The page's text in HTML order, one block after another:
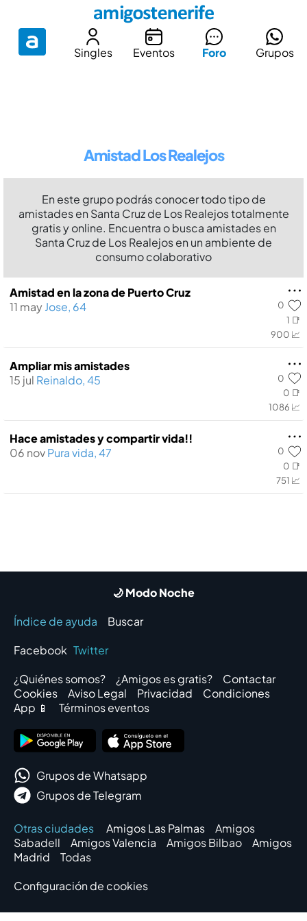
Singles Eventos Foro Grupos
Amistad Los Realejos
En este grupo podrás conocer todo tipo de
amistades en Santa Cruz de Los Realejos totalmente
gratis y online. Encuentra o busca amistades en
Santa Cruz de Los Realejos en un ambiente de
consumo colaborativo
0
1 📑
900 📈
Amistad en la zona de Puerto Cruz
11 mayJose, 64
0
0 📑
1086 📈
Ampliar mis amistades
15 jul Reinaldo, 45
0
0 📑
751 📈
Hace amistades y compartir vida!!
06 novPura vida, 47
🌙 Modo Noche
Índice de ayuda
Buscar
Facebook Twitter
¿Quiénes somos?
¿Amigos es gratis?
Contactar
Cookies
Aviso Legal Privacidad
Condiciones
App 📱
Términos eventos
Grupos de Whatsapp
Grupos de Telegram
Otras ciudades Amigos Las Palmas
Amigos
Sabadell
Amigos Valencia Amigos Bilbao
Amigos
Madrid
Todas
Configuración de cookies